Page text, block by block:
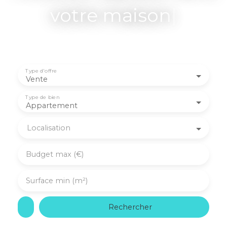
votr|
Vente
Type d'offre
Appartement
Type de bien
Localisation
Budget max (€)
Surface min (m²)
Rechercher